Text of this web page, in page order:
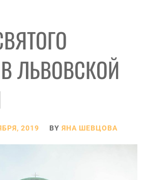
ЛЬВОВСКОЙ
2019 BY ЯНА ШЕВЦОВА